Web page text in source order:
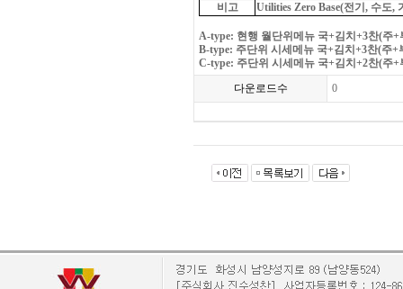
비고
Utilities Zero Base(전기, 수도,
A-type: 현행 월단위메뉴 국+김치+3찬(주+
B-type: 주단위 시세메뉴 국+김치+3찬(주+
C-type: 주단위 시세메뉴 국+김치+2찬(주+
다운로드수
0